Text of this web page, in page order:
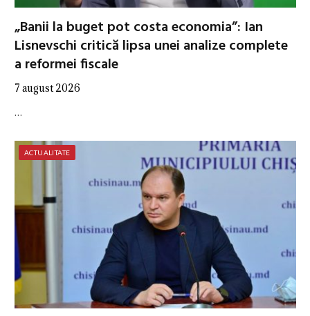
„Banii la buget pot costa economia”: Ian
Lisnevschi critică lipsa unei analize complete
a reformei fiscale
7 august 2026
…
ACTUALITATE